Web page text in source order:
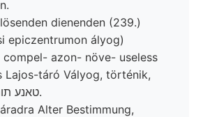
dienenden (239.)
epiczentrumon ályog)
compel- azon- növe- useless
Lajos-táró Vályog, történik,
TP. szebb טאנע תורה.
Alter Bestimmung,